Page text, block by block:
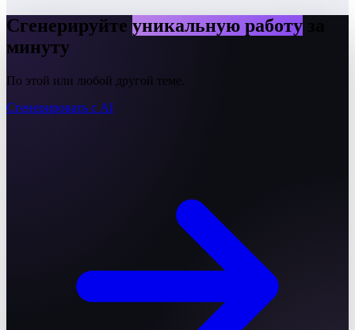
Сгенерируйте уникальную работу
минуту
По этой или любой другой теме.
Сгенерировать с AI